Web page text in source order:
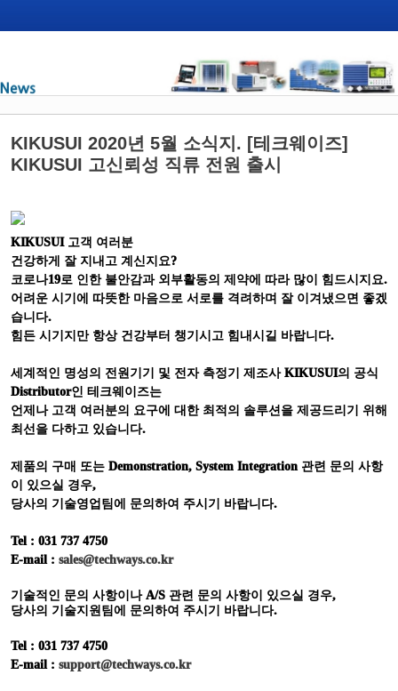
KIKUSUI 2020년 5월 소식지. [테크웨이즈]
KIKUSUI 고신뢰성 직류 전원 출시
KIKUSUI 고객 여러분
건강하게 잘 지내고 계신지요?
코로나19로 인한 불안감과 외부활동의 제약에 따라 많이 힘드시지요.
어려운 시기에 따뜻한 마음으로 서로를 격려하며 잘 이겨냈으면 좋겠
습니다.
힘든 시기지만 항상 건강부터 챙기시고 힘내시길 바랍니다.
세계적인 명성의 전원기기 및 전자 측정기 제조사KIKUSUI의 공식
Distributor인 테크웨이즈는
언제나 고객 여러분의 요구에 대한 최적의 솔루션을 제공드리기 위해
최선을 다하고 있습니다.
제품의 구매 또는 Demonstration, System Integration 관련 문의 사항
이 있으실 경우,
당사의 기술영업팀에 문의하여 주시기 바랍니다.
Tel : 031 737 4750
E-mail : sales@techways.co.kr
기술적인 문의 사항이나A/S 관련 문의 사항이 있으실 경우,
당사의 기술지원팀에 문의하여 주시기 바랍니다.
Tel : 031 737 4750
E-mail : support@techways.co.kr